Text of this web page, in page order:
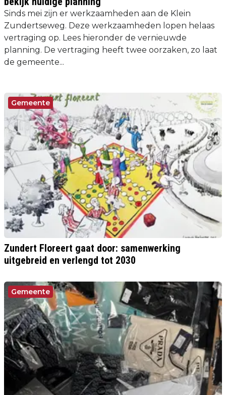
Sinds mei zijn er werkzaamheden aan de Klein
Zundertseweg. Deze werkzaamheden lopen helaas
vertraging op. Lees hieronder de vernieuwde
planning. De vertraging heeft twee oorzaken, zo laat
de gemeente...
Gemeente
Zundert Floreert gaat door: samenwerking
uitgebreid en verlengd tot 2030
Gemeente